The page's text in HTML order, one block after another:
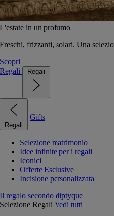
L'estate in un profumo
Freschi, frizzanti, solari. Una
Scopri
Regali
Regali
Regali
Gifts
Selezione matrimonio
Idee infinite per i regali
Iconici
Offerte Esclusive
Incisione personalizzata
Il regalo secondo diptyque
Selezione Regali Vedi tutti